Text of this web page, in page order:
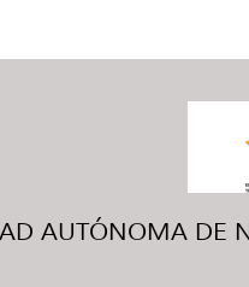
AUTÓNOMA DE